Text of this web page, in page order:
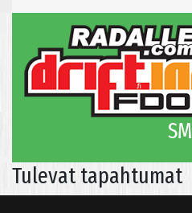
SM
Tulevat tapahtumat